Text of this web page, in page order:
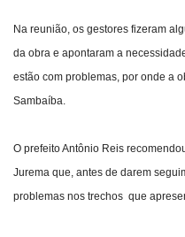
Na reunião, os gestores fizeram
da obra e apontaram a
estão com problemas, por onde a
Sambaíba.
O prefeito Antônio Reis
Jurema que, antes de darem
problemas nos trechos que